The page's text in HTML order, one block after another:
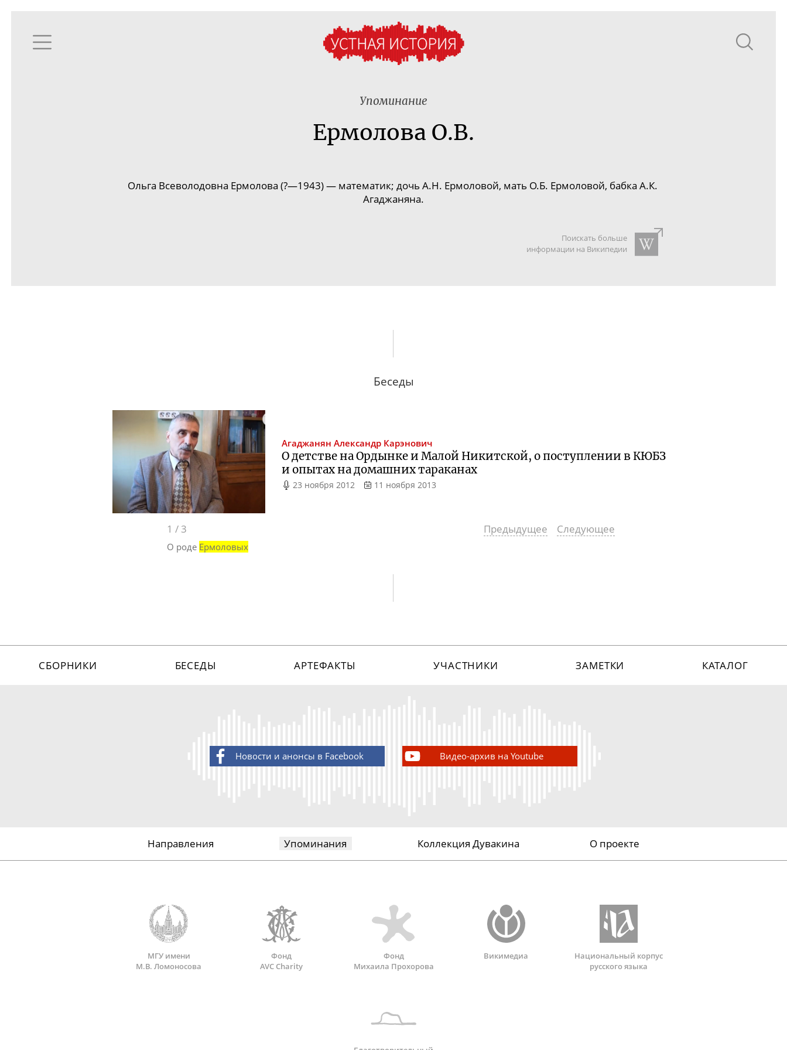
Упоминание
Ермолова О.В.
Ольга Всеволодовна Ермолова (?—1943) — математик; дочь А.Н. Ермоловой, мать О.Б. Ермоловой, бабка А.К.
Агаджаняна.
Поискать больше
информации на Википедии
Беседы
Агаджанян Александр Карэнович
О детстве на Ордынке и Малой Никитской, о поступлении в КЮБЗ
и опытах на домашних тараканах
23 ноября 2012 11 ноября 2013
1 / 3 Предыдущее Следующее
О роде Ермоловых
СБОРНИКИ БЕСЕДЫ АРТЕФАКТЫ УЧАСТНИКИ ЗАМЕТКИ КАТАЛОГ
Новости и анонсы в Facebook Видео-архив на Youtube
Направления Упоминания Коллекция Дувакина О проекте
МГУ имени
М.В. Ломоносова
Фонд
AVC Charity
Фонд
Михаила Прохорова
Викимедиа
Национальный корпус
русского языка